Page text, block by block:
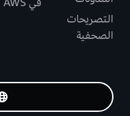
التصريحات
الصحفية